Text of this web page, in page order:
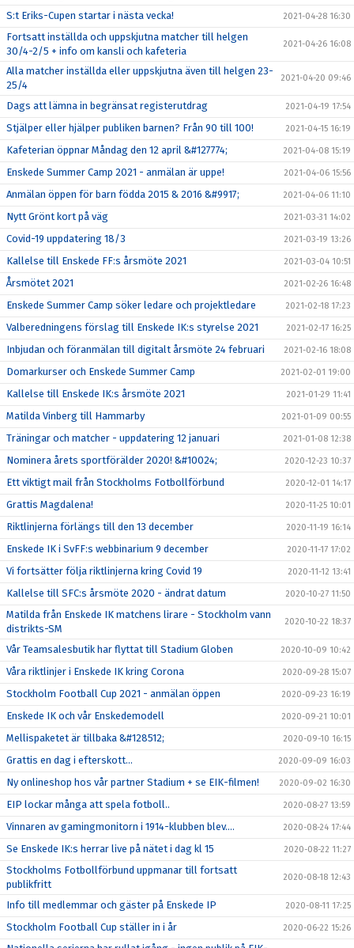
S:t Eriks-Cupen startar i nästa vecka! 2021-04-28 16:30
Fortsatt inställda och uppskjutna matcher till helgen
30/4-2/5 + info om kansli och kafeteria
2021-04-26 16:08
Alla matcher inställda eller uppskjutna även till helgen 23-
25/4
2021-04-20 09:46
Dags att lämna in begränsat registerutdrag 2021-04-19 17:54
Stjälper eller hjälper publiken barnen? Från 90 till 100! 2021-04-15 16:19
Kafeterian öppnar Måndag den 12 april &#127774; 2021-04-08 15:19
Enskede Summer Camp 2021 - anmälan är uppe! 2021-04-06 15:56
Anmälan öppen för barn födda 2015 & 2016 &#9917; 2021-04-06 11:10
Nytt Grönt kort på väg 2021-03-31 14:02
Covid-19 uppdatering 18/3 2021-03-19 13:26
Kallelse till Enskede FF:s årsmöte 2021 2021-03-04 10:51
Årsmötet 2021 2021-02-26 16:48
Enskede Summer Camp söker ledare och projektledare 2021-02-18 17:23
Valberedningens förslag till Enskede IK:s styrelse 2021 2021-02-17 16:25
Inbjudan och föranmälan till digitalt årsmöte 24 februari 2021-02-16 18:08
Domarkurser och Enskede Summer Camp 2021-02-01 19:00
Kallelse till Enskede IK:s årsmöte 2021 2021-01-29 11:41
Matilda Vinberg till Hammarby 2021-01-09 00:55
Träningar och matcher - uppdatering 12 januari 2021-01-08 12:38
Nominera årets sportförälder 2020! &#10024; 2020-12-23 10:37
Ett viktigt mail från Stockholms Fotbollförbund 2020-12-01 14:17
Grattis Magdalena! 2020-11-25 10:01
Riktlinjerna förlängs till den 13 december 2020-11-19 16:14
Enskede IK i SvFF:s webbinarium 9 december 2020-11-17 17:02
Vi fortsätter följa riktlinjerna kring Covid 19 2020-11-12 13:41
Kallelse till SFC:s årsmöte 2020 - ändrat datum 2020-10-27 11:50
Matilda från Enskede IK matchens lirare - Stockholm vann
distrikts-SM
2020-10-22 18:37
Vår Teamsalesbutik har flyttat till Stadium Globen 2020-10-09 10:42
Våra riktlinjer i Enskede IK kring Corona 2020-09-28 15:07
Stockholm Football Cup 2021 - anmälan öppen 2020-09-23 16:19
Enskede IK och vår Enskedemodell 2020-09-21 10:01
Mellispaketet är tillbaka &#128512; 2020-09-10 16:15
Grattis en dag i efterskott... 2020-09-09 16:03
Ny onlineshop hos vår partner Stadium + se EIK-filmen! 2020-09-02 16:30
EIP lockar många att spela fotboll.. 2020-08-27 13:59
Vinnaren av gamingmonitorn i 1914-klubben blev.... 2020-08-24 17:44
Se Enskede IK:s herrar live på nätet i dag kl 15 2020-08-22 11:27
Stockholms Fotbollförbund uppmanar till fortsatt
publikfritt
2020-08-18 12:43
Info till medlemmar och gäster på Enskede IP 2020-08-11 17:25
Stockholm Football Cup ställer in i år 2020-06-22 15:26